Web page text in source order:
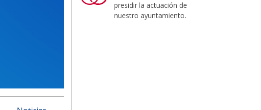
presidir la actuación de
nuestro ayuntamiento.